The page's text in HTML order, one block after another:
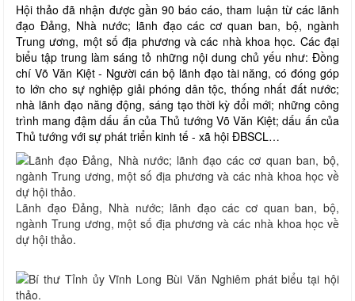
Hội thảo đã nhận được gần 90 báo cáo, tham luận từ các lãnh
đạo Đảng, Nhà nước; lãnh đạo các cơ quan ban, bộ, ngành
Trung ương, một số địa phương và các nhà khoa học. Các đại
biểu tập trung làm sáng tỏ những nội dung chủ yếu như: Đồng
chí Võ Văn Kiệt - Người cán bộ lãnh đạo tài năng, có đóng góp
to lớn cho sự nghiệp giải phóng dân tộc, thống nhất đất nước;
nhà lãnh đạo năng động, sáng tạo thời kỳ đổi mới; những công
trình mang đậm dấu ấn của Thủ tướng Võ Văn Kiệt; dấu ấn của
Thủ tướng với sự phát triển kinh tế - xã hội ĐBSCL…
Lãnh đạo Đảng, Nhà nước; lãnh đạo các cơ quan ban, bộ,
ngành Trung ương, một số địa phương và các nhà khoa học về
dự hội thảo.